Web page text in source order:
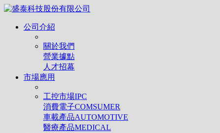
公司介紹
關於我們
營業據點
人才招幕
市場應用
工控市場IPC
消費電子COMSUMER
車載產品AUTOMOTIVE
醫療產品MEDICAL